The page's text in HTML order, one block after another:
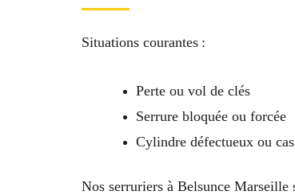
Situations courantes :
Perte ou vol de clés
Serrure bloquée ou forcée
Cylindre défectueux ou
Nos serruriers à Belsunce Marseille